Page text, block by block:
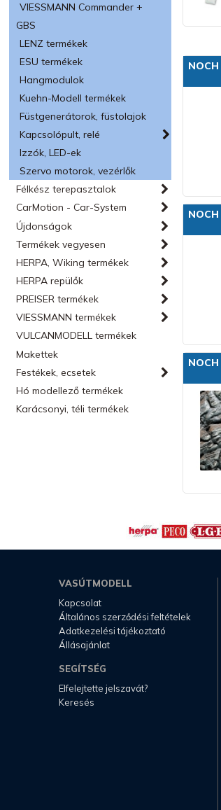
VIESSMANN Commander +
GBS
LENZ termékek
ESU termékek
Hangmodulok
Kuehn-Modell termékek
Füstgenerátorok, füstolajok
Kapcsolópult, relé
Izzók, LED-ek
Szervo motorok, vezérlők
Félkész terepasztalok
CarMotion - Car-System
Újdonságok
Termékek vegyesen
HERPA, Wiking termékek
HERPA repülők
PREISER termékek
VIESSMANN termékek
VULCANMODELL termékek
Makettek
Festékek, ecsetek
Hó modellező termékek
Karácsonyi, téli termékek
NOCH
NOCH
NOCH
VASÚTMODELL
Kapcsolat
Általános szerződési feltételek
Adatkezelési tájékoztató
Állásajánlat
SEGÍTSÉG
Elfelejtette jelszavát?
Keresés